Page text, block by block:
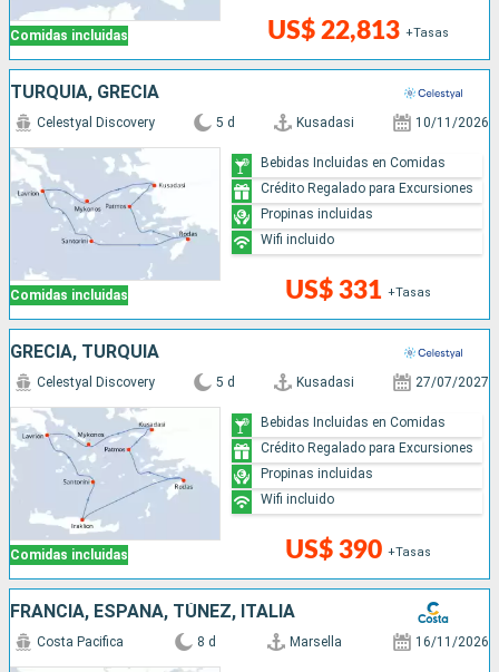
Comidas incluidas US$ 22,813 +Tasas
TURQUÍA, GRECIA
Comidas incluidas
Celestyal Discovery 5 d Kusadasi 10/11/2026
US$ 331 +Tasas
Bebidas Incluidas en Comidas
Crédito Regalado para Excursiones
Propinas incluidas
Wifi incluido
GRECIA, TURQUÍA
Comidas incluidas
Celestyal Discovery 5 d Kusadasi 27/07/2027
US$ 390 +Tasas
Bebidas Incluidas en Comidas
Crédito Regalado para Excursiones
Propinas incluidas
Wifi incluido
FRANCIA, ESPAÑA, TÚNEZ, ITALIA
Costa Pacifica 8 d Marsella 16/11/2026